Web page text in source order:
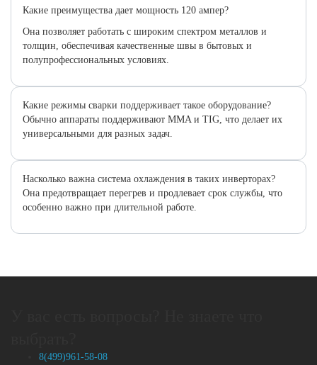
Какие преимущества дает мощность 120 ампер?
Она позволяет работать с широким спектром металлов и
толщин, обеспечивая качественные швы в бытовых и
полупрофессиональных условиях.
Какие режимы сварки поддерживает такое оборудование?
Обычно аппараты поддерживают MMA и TIG, что делает их
универсальными для разных задач.
Насколько важна система охлаждения в таких инверторах?
Она предотвращает перегрев и продлевает срок службы, что
особенно важно при длительной работе.
8(499)961-58-08